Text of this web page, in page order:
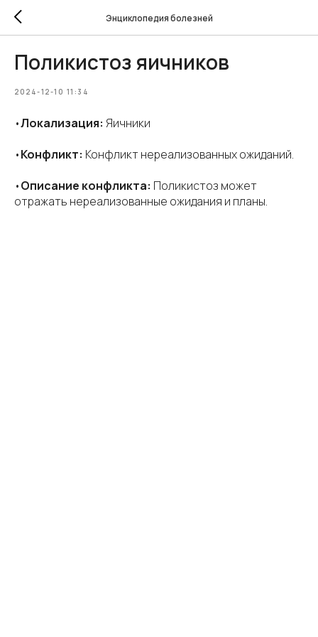
Энциклопедия болезней
Поликистоз яичников
2024-12-10 11:34
•Локализация: Яичники
•Конфликт: Конфликт нереализованных ожиданий.
•Описание конфликта: Поликистоз может
отражать нереализованные ожидания и планы.